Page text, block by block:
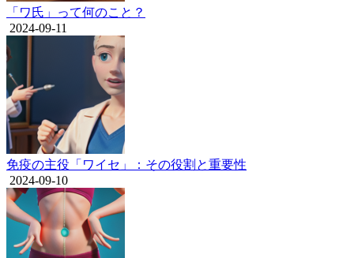
「ワ氏」って何のこと？
2024-09-11
免疫の主役「ワイセ」：その役割と重要性
2024-09-10